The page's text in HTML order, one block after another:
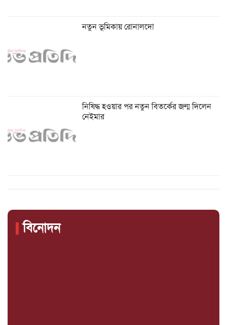
নতুন ভূমিকায় রোনালদো
নিষিদ্ধ হওয়ার পর নতুন বিতর্কের জন্ম দিলেন
নেইমার
বিনোদন